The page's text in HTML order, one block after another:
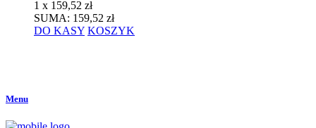
1 x 159,52 zł
SUMA: 159,52 zł
DO KASY KOSZYK
Menu